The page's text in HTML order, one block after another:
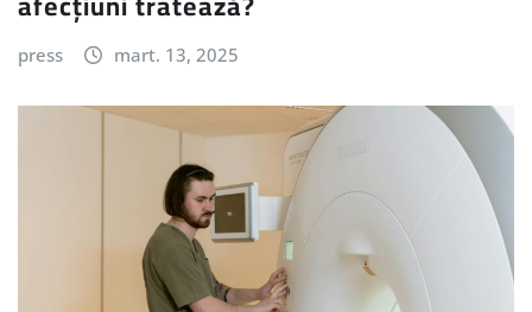
press mart. 13, 2025